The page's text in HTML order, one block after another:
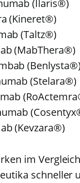
(Ilaris®)
(Kineret®)
(Taltz®)
(MabThera®)
(Stelara®)
(Kevzara®)
im
schneller